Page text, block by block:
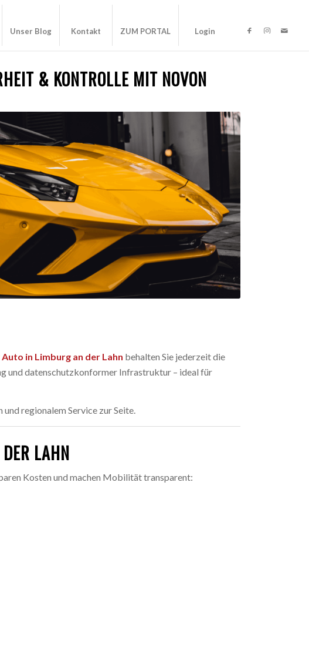
Unser Blog Kontakt ZUM PORTAL Login
& KONTROLLE MIT NOVON
in Limburg an der Lahn behalten Sie jederzeit die
und datenschutzkonformer Infrastruktur – ideal für
und regionalem Service zur Seite.
LAHN
Kosten und machen Mobilität transparent: